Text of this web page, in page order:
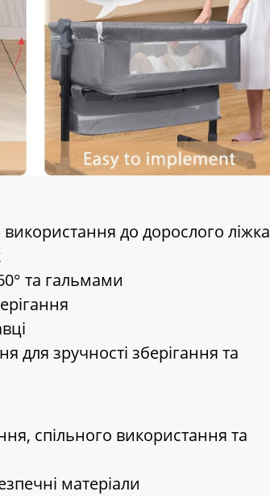
до дорослого ліжка
та гальмами
для зручності зберігання та
спільного використання та
матеріали